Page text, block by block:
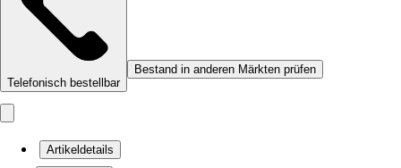
Telefonisch bestellbar
Bestand in anderen Märkten prüfen
Artikeldetails